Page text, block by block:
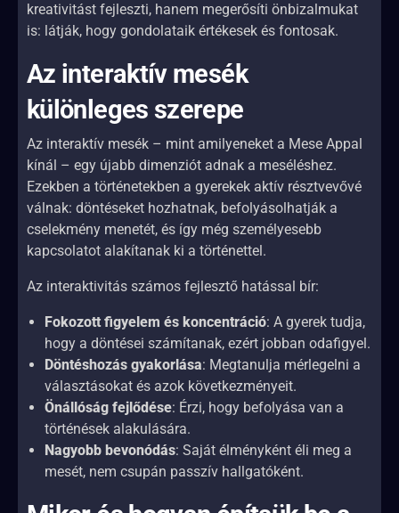
kreativitást fejleszti, hanem megerősíti önbizalmukat
is: látják, hogy gondolataik értékesek és fontosak.
Az interaktív mesék
különleges szerepe
Az interaktív mesék – mint amilyeneket a Mese Appal
kínál – egy újabb dimenziót adnak a meséléshez.
Ezekben a történetekben a gyerekek aktív résztvevővé
válnak: döntéseket hozhatnak, befolyásolhatják a
cselekmény menetét, és így még személyesebb
kapcsolatot alakítanak ki a történettel.
Az interaktivitás számos fejlesztő hatással bír:
Fokozott figyelem és koncentráció: A gyerek tudja,
hogy a döntései számítanak, ezért jobban odafigyel.
Döntéshozás gyakorlása: Megtanulja mérlegelni a
választásokat és azok következményeit.
Önállóság fejlődése: Érzi, hogy befolyása van a
történések alakulására.
Nagyobb bevonódás: Saját élményként éli meg a
mesét, nem csupán passzív hallgatóként.